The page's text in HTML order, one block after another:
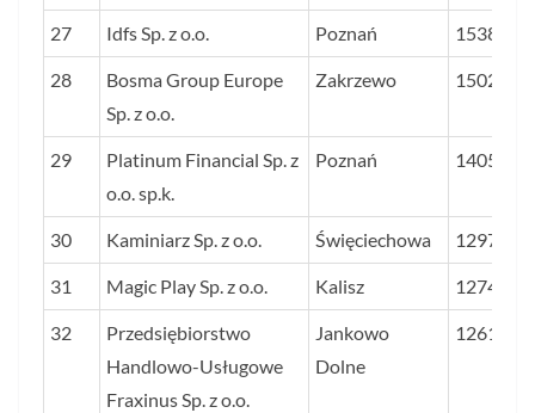
27 Idfs Sp. z o.o. Poznań 1538
28
Bosma Group Europe
Sp. z o.o.
Zakrzewo 1502
29
Platinum Financial Sp. z
o.o. sp.k.
Poznań 1405
30 Kaminiarz Sp. z o.o. Święciechowa 1297
31 Magic Play Sp. z o.o. Kalisz 1274
32
Przedsiębiorstwo
Handlowo-Usługowe
Fraxinus Sp. z o.o.
Jankowo
Dolne
1261